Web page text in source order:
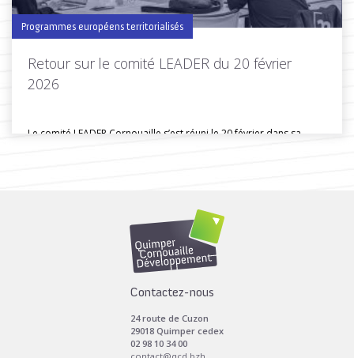
Programmes européens territorialisés
Retour sur le comité LEADER du 20 février
2026
Le comité LEADER Cornouaille s’est réuni le 20 février dans sa
Toutes les actus de cette rubrique
Contactez-nous
24 route de Cuzon
29018 Quimper cedex
02 98 10 34 00